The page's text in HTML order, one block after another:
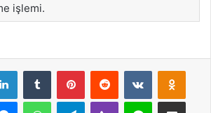
işlemi.
LinkedInTumblr PinterestReddit VKontakte
MessengerWhatsAppTelegramViber Line E-Posta ile